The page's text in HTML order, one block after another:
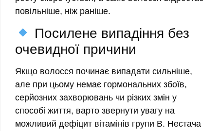
повільніше, ніж раніше.
Посилене випадіння без
очевидної причини
Якщо волосся починає випадати сильніше,
але при цьому немає гормональних збоїв,
серйозних захворювань чи різких змін у
способі життя, варто звернути увагу на
можливий дефіцит вітамінів групи B. Нестача